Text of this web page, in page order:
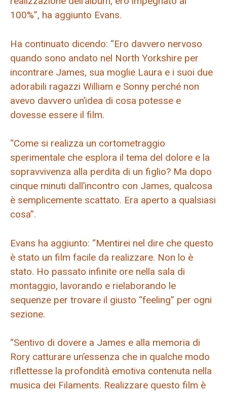
100%”, ha aggiunto Evans.
Ha continuato dicendo: “Ero davvero nervoso
quando sono andato nel North Yorkshire per
incontrare James, sua moglie Laura e i suoi due
adorabili ragazzi William e Sonny perché non
avevo davvero un’idea di cosa potesse e
dovesse essere il film.
“Come si realizza un cortometraggio
sperimentale che esplora il tema del dolore e la
sopravvivenza alla perdita di un figlio? Ma dopo
cinque minuti dall’incontro con James, qualcosa
è semplicemente scattato. Era aperto a qualsiasi
cosa”.
Evans ha aggiunto: “Mentirei nel dire che questo
è stato un film facile da realizzare. Non lo è
stato. Ho passato infinite ore nella sala di
montaggio, lavorando e rielaborando le
sequenze per trovare il giusto “feeling” per ogni
sezione.
“Sentivo di dovere a James e alla memoria di
Rory catturare un’essenza che in qualche modo
riflettesse la profondità emotiva contenuta nella
musica dei Filaments. Realizzare questo film è